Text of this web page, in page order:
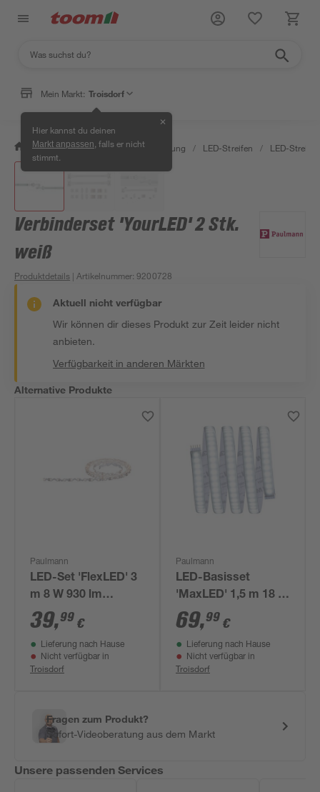
Mein Markt: Troisdorf
Hier kannst du deinen
Markt anpassen , falls er nicht
stimmt.
✕
/ Wohnen & Haushalt / Beleuchtung / LED-Streifen / LED-
Verbinderset 'YourLED' 2 Stk.
weiß
Produktdetails | Artikelnummer:9200728
Aktuell nicht verfügbar
Wir können dir dieses Produkt zur Zeit leider nicht
anbieten.
Verfügbarkeit in anderen Märkten
Alternative Produkte
Paulmann
LED-Set 'FlexLED' 3
m 8 W 930 lm
warmweiß, weiß
39,99 €
Lieferung nach Hause
Nicht verfügbar in
Troisdorf
Paulmann
LED-Basisset
'MaxLED' 1,5 m 18 W
1320 lm kaltweiß,
silber
69,99 €
Lieferung nach Hause
Nicht verfügbar in
Troisdorf
Fragen zum Produkt?
Sofort-Videoberatung aus dem Markt
Unsere passenden Services